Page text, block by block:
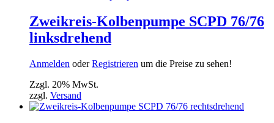
Zweikreis-Kolbenpumpe SCPD 76/76
linksdrehend
Anmelden oderRegistrieren um die Preise zu sehen!
Zzgl. 20% MwSt.
zzgl. Versand